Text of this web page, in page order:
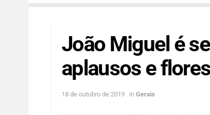
João Miguel é
aplausos e flores
18 de outubro de 2019 in Gerais